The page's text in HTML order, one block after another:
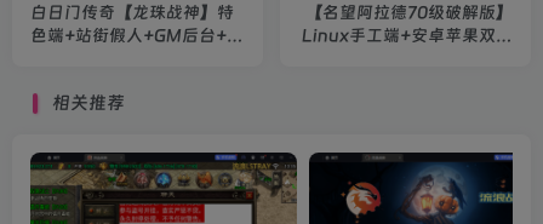
白日门传奇【龙珠战神】特
色端+站街假人+GM后台+安
【名望阿拉德70级破解版】
Linux手工端+安卓苹果双端
相关推荐